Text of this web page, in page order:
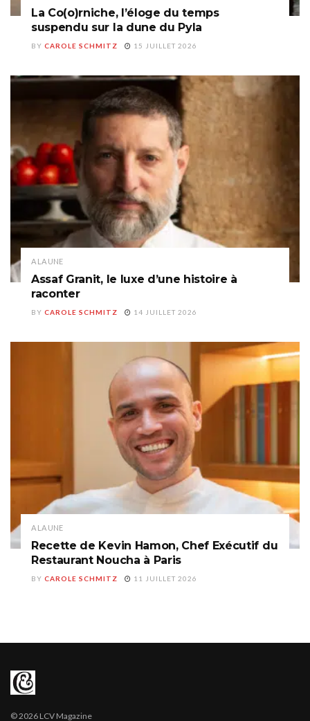
La Co(o)rniche, l’éloge du temps
suspendu sur la dune du Pyla
BY CAROLE SCHMITZ 15 JUILLET 2026
A LA UNE
Assaf Granit, le luxe d’une histoire à
raconter
BY CAROLE SCHMITZ 14 JUILLET 2026
A LA UNE
Recette de Kevin Hamon, Chef Exécutif du
Restaurant Noucha à Paris
BY CAROLE SCHMITZ 11 JUILLET 2026
© 2026 LCV Magazine